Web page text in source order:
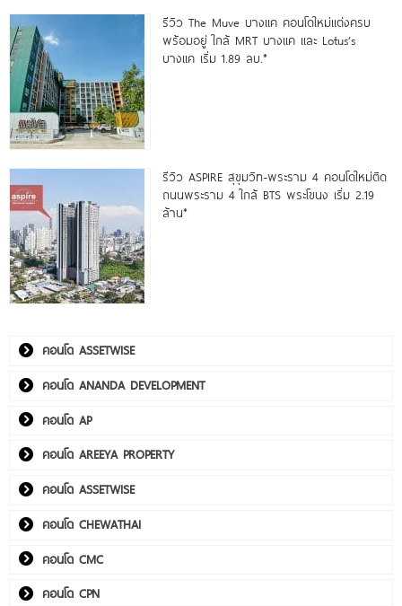
รีวิว The Muve บางแค คอนโดใหม่แต่งครบ
พร้อมอยู่ ใกล้ MRT บางแค และ Lotus’s
บางแค เริ่ม 1.89 ลบ.*
รีวิว ASPIRE สุขุมวิท-พระราม 4 คอนโดใหม่ติด
ถนนพระราม 4 ใกล้ BTS พระโขนง เริ่ม 2.19
ล้าน*
คอนโด ASSETWISE
คอนโด ANANDA DEVELOPMENT
คอนโด AP
คอนโด AREEYA PROPERTY
คอนโด ASSETWISE
คอนโด CHEWATHAI
คอนโด CMC
คอนโด CPN